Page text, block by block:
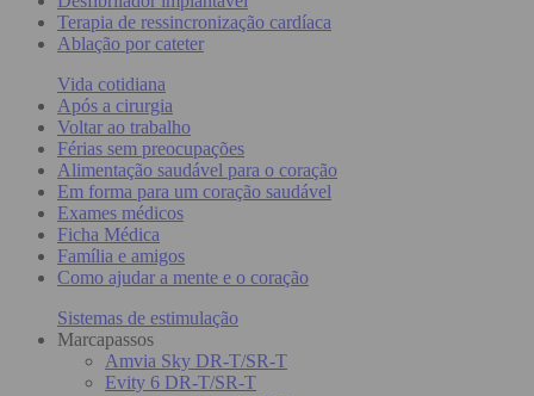
Terapia de ressincronização cardíaca
Ablação por cateter
Vida cotidiana
Após a cirurgia
Voltar ao trabalho
Férias sem preocupações
Alimentação saudável para o coração
Em forma para um coração saudável
Exames médicos
Ficha Médica
Família e amigos
Como ajudar a mente e o coração
Sistemas de estimulação
Marcapassos
Amvia Sky DR-T/SR-T
Evity 6 DR-T/SR-T